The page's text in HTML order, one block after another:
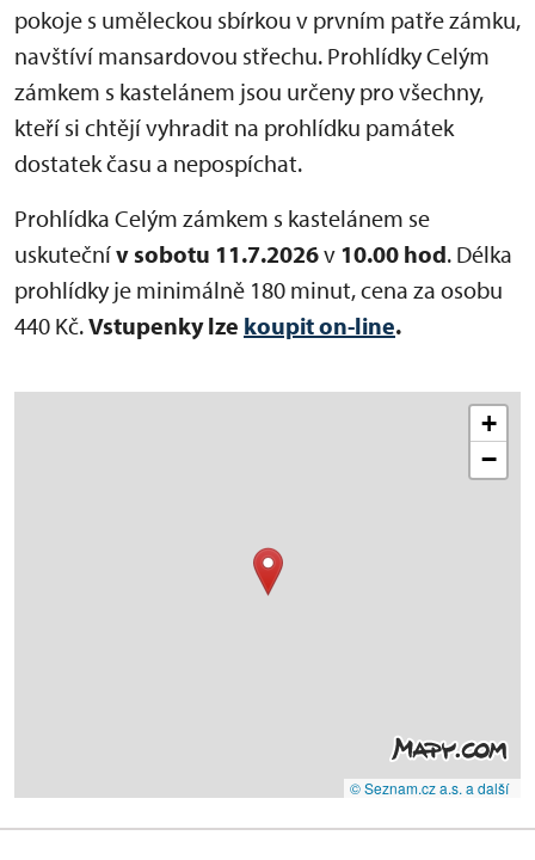
pokoje s uměleckou sbírkou v prvním patře zámku,
navštíví mansardovou střechu. Prohlídky Celým
zámkem s kastelánem jsou určeny pro všechny,
kteří si chtějí vyhradit na prohlídku památek
dostatek času a nepospíchat.
Prohlídka Celým zámkem s kastelánem se
uskutečnív sobotu 11.7.2026v 10.00 hod. Délka
prohlídky je minimálně 180 minut, cena za osobu
440 Kč.Vstupenky lze koupit on-line.
+
−
© Seznam.cz a.s. a další